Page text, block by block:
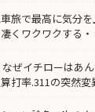
旅で最高に気分を
くワクワクする・
なぜイチローはあ
打率.311の突然変